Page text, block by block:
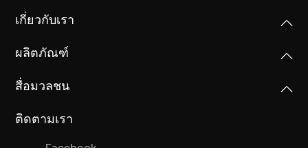
IEEE 802.11ac/n/a 5 GHz, IEEE 802.11b/g/n 2.4 GHz
Frequency
2.4 GHz, 5 GHz
Signal Rate
Router Mode, Access Point Mode
WAN Type
Dynamic IP/Static IP/PPPoE/L2TP/PPTP
6.3 × 5.0 × 1.5 in (159.7 × 125.9 × 37.1 mm)
Interfaces
• AC1200 Wireless Dual Band Gigabit Router (MR30G)
เกี่ยวกับเรา
ผลิตภัณฑ์
สื่อมวลชน
ติดตามเรา